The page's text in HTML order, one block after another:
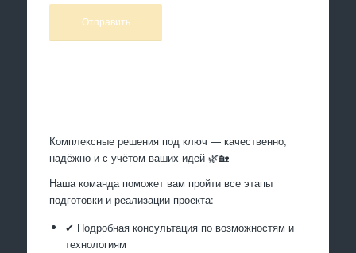
Комплексные решения под ключ — качественно,
надёжно и с учётом ваших идей 🌿🏡
Наша команда поможет вам пройти все этапы
подготовки и реализации проекта:
✔ Подробная консультация по возможностям и
технологиям